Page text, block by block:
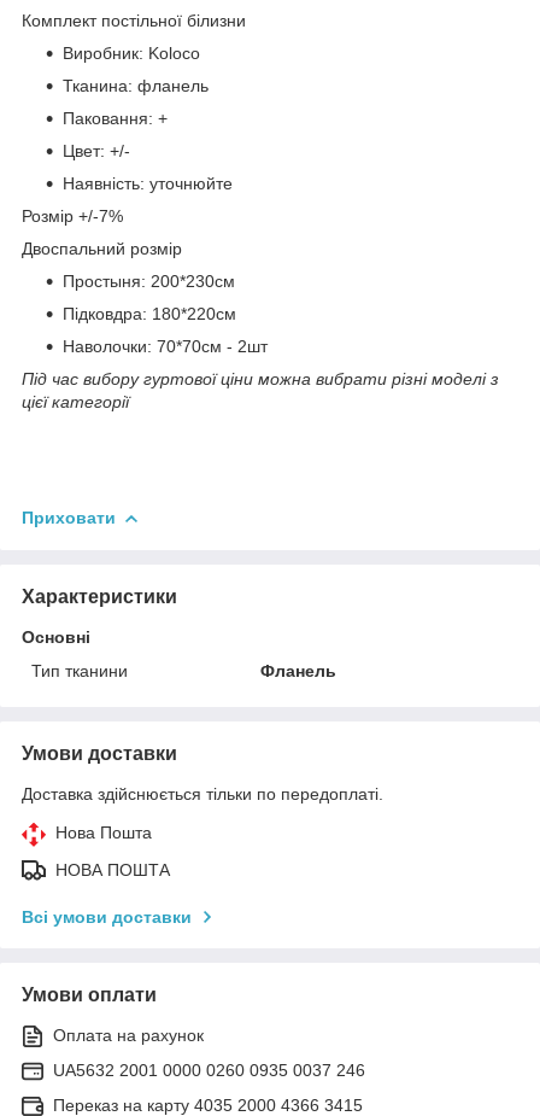
Комплект постільної білизни
Виробник: Koloco
Тканина: фланель
Паковання: +
Цвет: +/-
Наявність: уточнюйте
Розмір +/-7%
Двоспальний розмір
Простыня: 200*230см
Підковдра: 180*220см
Наволочки: 70*70см - 2шт
Під час вибору гуртової ціни можна вибрати різні моделі з
цієї категорії
Приховати
Характеристики
Основні
Тип тканини
Фланель
Умови доставки
Доставка здійснюється тільки по передоплаті.
Нова Пошта
НОВА ПОШТА
Всі умови доставки
Умови оплати
Оплата на рахунок
UA5632 2001 0000 0260 0935 0037 246
Переказ на карту 4035 2000 4366 3415